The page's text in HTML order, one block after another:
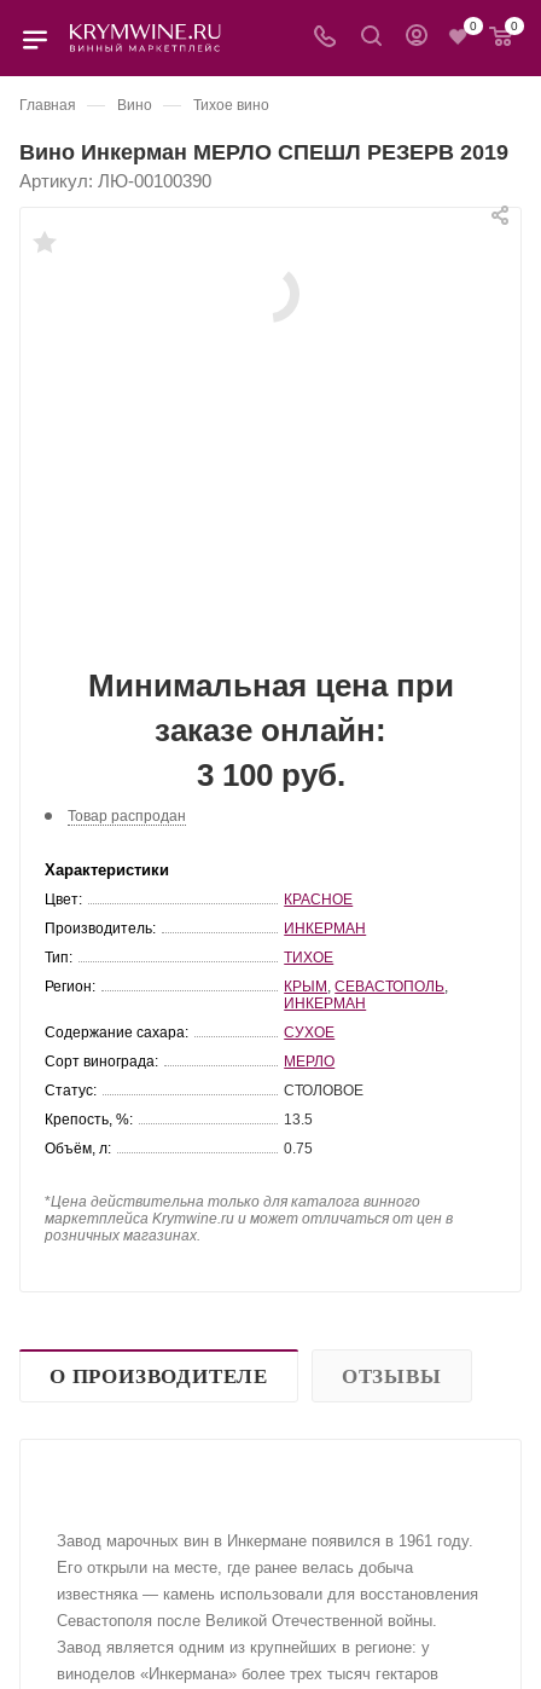
0 0
Главная — Вино — Тихое вино
Вино Инкерман МЕРЛО СПЕШЛ РЕЗЕРВ 2019
Артикул: ЛЮ-00100390
Минимальная цена при
заказе онлайн:
3 100 руб.
Товар распродан
Характеристики
Цвет:
КРАСНОЕ
Производитель:
ИНКЕРМАН
Тип:
ТИХОЕ
Регион:
КРЫМ ,СЕВАСТОПОЛЬ
ИНКЕРМАН
Содержание сахара:
СУХОЕ
Сорт винограда:
МЕРЛО
Статус:
СТОЛОВОЕ
Крепость, %:
13.5
Объём, л:
0.75
*Цена действительна только для каталога винного
маркетплейса Krymwine.ru и может отличаться от цен в
розничных магазинах.
О ПРОИЗВОДИТЕЛЕ ОТЗЫВЫ
Завод марочных вин в Инкермане появился в 1961 году.
Его открыли на месте, где ранее велась добыча
известняка — камень использовали для восстановления
Севастополя после Великой Отечественной войны.
Завод является одним из крупнейших в регионе: у
виноделов «Инкермана» более трех тысяч гектаров